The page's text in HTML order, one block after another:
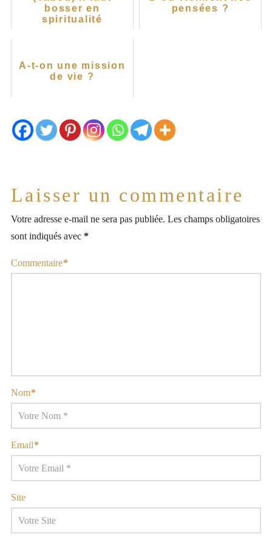
bosser en
spiritualité
pensées ?
A-t-on une mission
de vie ?
Laisser un commentaire
Votre adresse e-mail ne sera pas publiée. Les champs obligatoires
sont indiqués avec *
Commentaire*
Nom*
Email*
Site